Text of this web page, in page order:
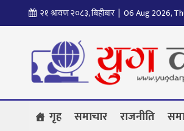
to
२१ श्रावण २०८३, बिहीबार | 06 Aug 2026,
गृह समाचार राजनीति